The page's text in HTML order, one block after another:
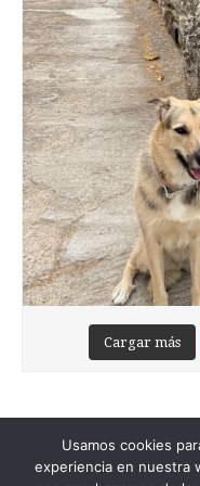
Cargar más
Usamos cookies
experiencia en nuestra